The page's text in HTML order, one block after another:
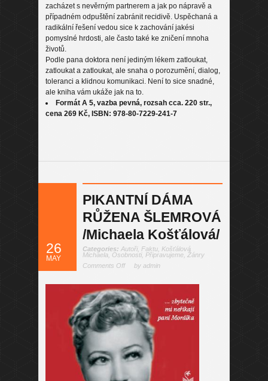
zacházet s nevěrným partnerem a jak po nápravě a
případném odpuštění zabránit recidivě. Uspěchaná a
radikální řešení vedou sice k zachování jakési
pomyslné hrdosti, ale často také ke zničení mnoha
životů.
Podle pana doktora není jediným lékem zatloukat,
zatloukat a zatloukat, ale snaha o porozumění, dialog,
toleranci a klidnou komunikaci. Není to sice snadné,
ale kniha vám ukáže jak na to.
Formát A 5, vazba pevná, rozsah cca. 220 str.,
cena 269 Kč, ISBN: 978-80-7229-241-7
26
MAY
PIKANTNÍ DÁMA
RŮŽENA ŠLEMROVÁ
/Michaela Košťálová/
Categories: Autoři, Faktu Košťálová
Michaela
Osobnosti, Připravujeme Žánry
Comments Off
by admin